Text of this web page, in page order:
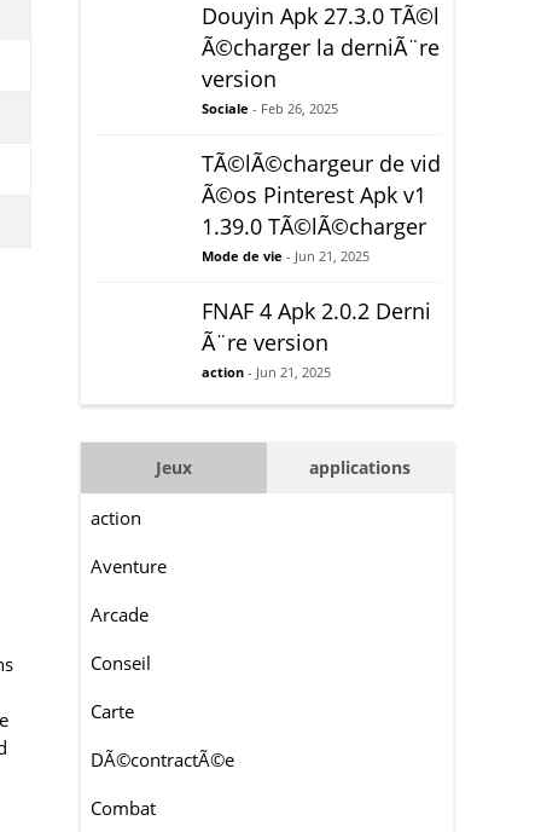
Douyin Apk 27.3.0 TÃ©l
Ã©charger la derniÃ¨re
version
Sociale - Feb 26, 2025
TÃ©lÃ©chargeur de vid
Ã©os Pinterest Apk v1
1.39.0 TÃ©lÃ©charger
Mode de vie - Jun 21, 2025
FNAF 4 Apk 2.0.2 Derni
Ã¨re version
action - Jun 21, 2025
Jeux applications
action
Aventure
Arcade
Conseil
Carte
DÃ©contractÃ©e
Combat